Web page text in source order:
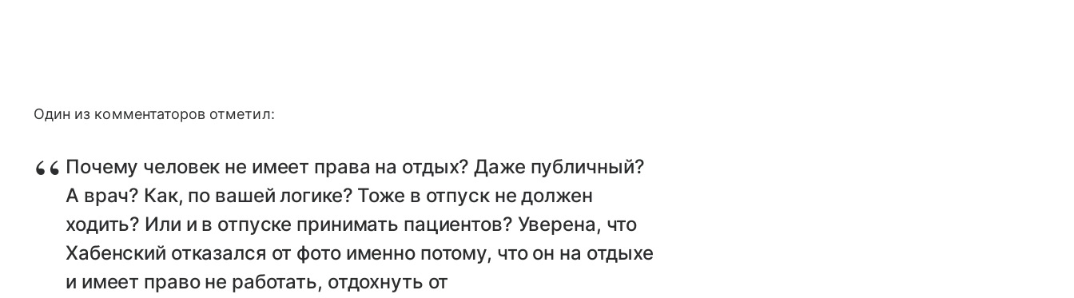
Один из комментаторов отметил:
Почему человек не имеет права на отдых? Даже публичный?
А врач? Как, по вашей логике? Тоже в отпуск не должен
ходить? Или и в отпуске принимать пациентов? Уверена, что
Хабенский отказался от фото именно потому, что он на отдыхе
и имеет право не работать, отдохнуть от